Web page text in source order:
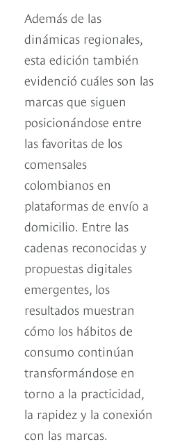
Además de las
dinámicas regionales,
esta edición también
evidenció cuáles son las
marcas que siguen
posicionándose entre
las favoritas de los
comensales
colombianos en
plataformas de envío a
domicilio. Entre las
cadenas reconocidas y
propuestas digitales
emergentes, los
resultados muestran
cómo los hábitos de
consumo continúan
transformándose en
torno a la practicidad,
la rapidez y la conexión
con las marcas.